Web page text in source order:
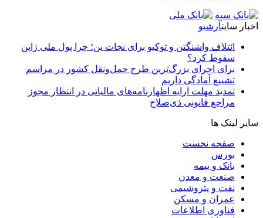
اخبار سایتآرشیو
ائتلاف واشنگتن و توکیو برای نجات ین؛ چرا پول ملی ژاپن
سقوط کرد؟
برای اجرای بزرگ‌ترین طرح حمل‌ونقل کشور در مراسم
تشییع آمادگی داریم
تمدید مهلت ارایه اظهارنامه‌های مالیاتی در انتظار مجوز
مراجع قانونی ذی‌‏صلاح
سایر لینک ها
صفحه نخست
بورس
بانک و بیمه
صنعت و معدن
نفت و پتروشیمی
عمران و مسکن
فناوری اطلاعات